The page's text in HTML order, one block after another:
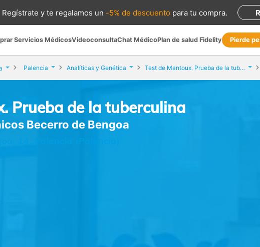
Regístrate yte regalamos un -5% de descuento para tu compra.
Servicios MédicosVideoconsultaChat MédicoPlan de salud Fidelity Pierde
Palencia Analíticas y Genética Test de Mantoux. Prueba de la tuberculina
Prueba de la tuberculina
Becerro de Bengoa